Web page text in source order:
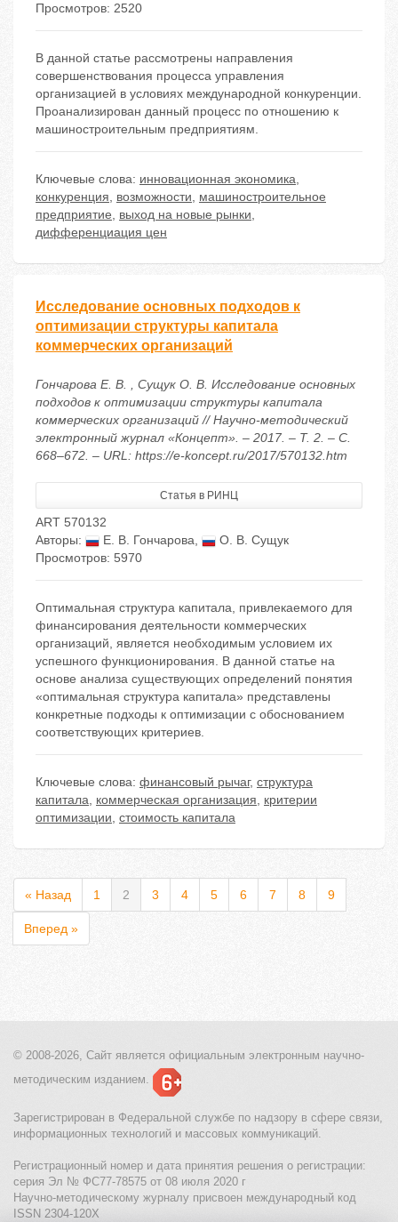
Просмотров: 2520
В данной статье рассмотрены направления
совершенствования процесса управления
организацией в условиях международной конкуренции.
Проанализирован данный процесс по отношению к
машиностроительным предприятиям.
Ключевые слова: инновационная экономика,
конкуренция, возможности, машиностроительное
предприятие, выход на новые рынки,
дифференциация цен
Исследование основных подходов к
оптимизации структуры капитала
коммерческих организаций
Гончарова Е. В. , Сущук О. В. Исследование основных
подходов к оптимизации структуры капитала
коммерческих организаций // Научно-методический
электронный журнал «Концепт». – 2017. – Т. 2. – С.
668–672. – URL: https://e-koncept.ru/2017/570132.htm
Статья в РИНЦ
ART 570132
Авторы:
Е. В. Гончарова,
О. В. Сущук
Просмотров: 5970
Оптимальная структура капитала, привлекаемого для
финансирования деятельности коммерческих
организаций, является необходимым условием их
успешного функционирования. В данной статье на
основе анализа существующих определений понятия
«оптимальная структура капитала» представлены
конкретные подходы к оптимизации с обоснованием
соответствующих критериев.
Ключевые слова: финансовый рычаг, структура
капитала, коммерческая организация, критерии
оптимизации, стоимость капитала
« Назад 1 2 3 4 5 6 7 8 9
Вперед »
© 2008-2026, Сайт является официальным электронным научно-
методическим изданием.
Зарегистрирован в Федеральной службе по надзору в сфере связи,
информационных технологий и массовых коммуникаций.
Регистрационный номер и дата принятия решения о регистрации:
серия Эл № ФС77-78575 от 08 июля 2020 г
Научно-методическому журналу присвоен международный код
ISSN 2304-120X